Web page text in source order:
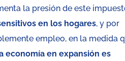
la presión de este
en los hogares, y por
empleo, en la medida
economía en expansión es